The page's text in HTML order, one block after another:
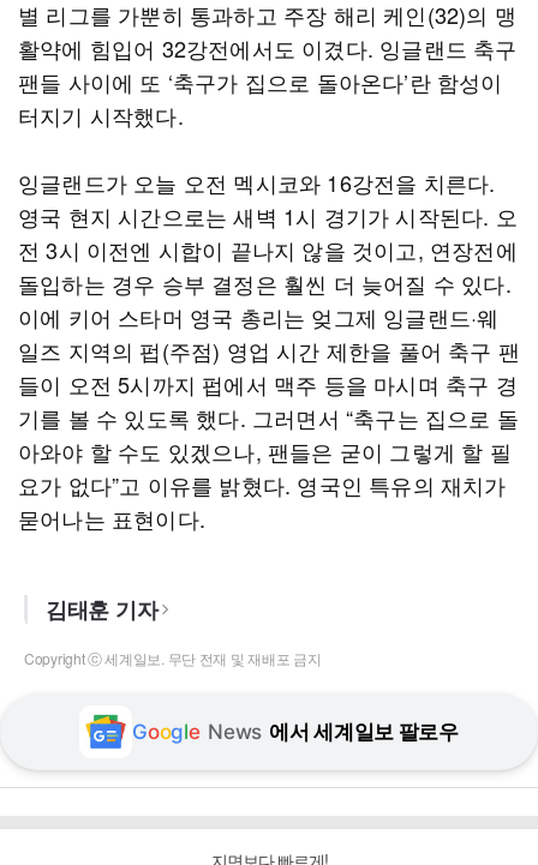
별 리그를 가뿐히 통과하고 주장 해리 케인(32)의 맹
활약에 힘입어 32강전에서도 이겼다. 잉글랜드 축구
팬들 사이에 또 ‘축구가 집으로 돌아온다’란 함성이
터지기 시작했다.
잉글랜드가 오늘 오전 멕시코와 16강전을 치른다.
영국 현지 시간으로는 새벽 1시 경기가 시작된다. 오
전 3시 이전엔 시합이 끝나지 않을 것이고, 연장전에
돌입하는 경우 승부 결정은 훨씬 더 늦어질 수 있다.
이에 키어 스타머 영국 총리는 엊그제 잉글랜드·웨
일즈 지역의 펍(주점) 영업 시간 제한을 풀어 축구 팬
들이 오전 5시까지 펍에서 맥주 등을 마시며 축구 경
기를 볼 수 있도록 했다. 그러면서 “축구는 집으로 돌
아와야 할 수도 있겠으나, 팬들은 굳이 그렇게 할 필
요가 없다”고 이유를 밝혔다. 영국인 특유의 재치가
묻어나는 표현이다.
김태훈 기자
Copyright ⓒ 세계일보. 무단 전재 및 재배포 금지
Google News 에서 세계일보 팔로우
지면보다 빠르게!